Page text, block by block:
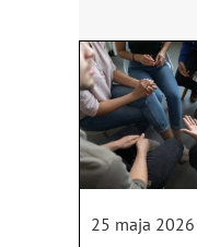
25 maja 2026